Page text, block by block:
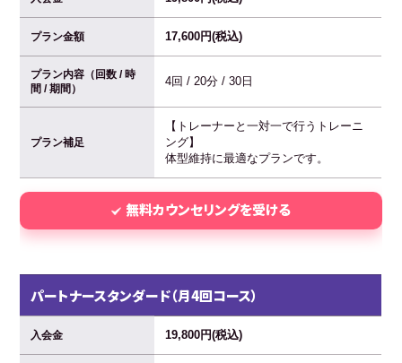
プラン金額 17,600円(税込)
プラン内容（回数 / 時
間 / 期間）
4回 / 20分 / 30日
プラン補足
【トレーナーと一対一で行うトレーニ
ング】
体型維持に最適なプランです。
無料カウンセリングを受ける
パートナースタンダード（月4回コース）
入会金 19,800円(税込)